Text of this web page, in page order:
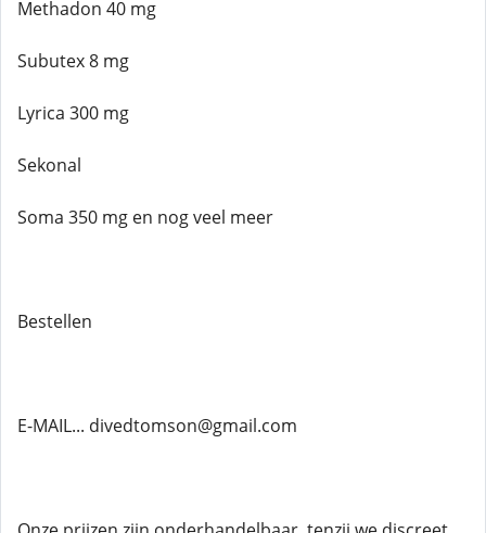
Methadon 40 mg
Subutex 8 mg
Lyrica 300 mg
Sekonal
Soma 350 mg en nog veel meer
Bestellen
E-MAIL... divedtomson@gmail.com